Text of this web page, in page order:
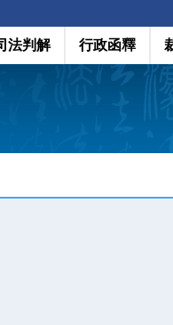
法判解 行政函釋